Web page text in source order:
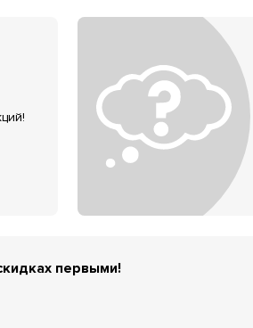
первыми!